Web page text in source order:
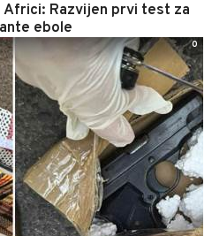
Africi: Razvijen prvi test za
ebole
0